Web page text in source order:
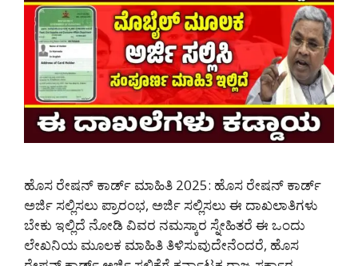
ಹೊಸ ರೇಷನ್ ಕಾರ್ಡ್ ಮಾಹಿತಿ 2025: ಹೊಸ ರೇಷನ್ ಕಾರ್ಡ್
ಅರ್ಜಿ ಸಲ್ಲಿಸಲು ಪ್ರಾರಂಭ, ಅರ್ಜಿ ಸಲ್ಲಿಸಲು ಈ ದಾಖಲಾತಿಗಳು
ಬೇಕು ಇಲ್ಲಿದೆ ನೋಡಿ ವಿವರ ನಮಸ್ಕಾರ ಸ್ನೇಹಿತರೆ ಈ ಒಂದು
ಲೇಖನಿಯ ಮೂಲಕ ಮಾಹಿತಿ ತಿಳಿಸುವುದೇನೆಂದರೆ, ಹೊಸ